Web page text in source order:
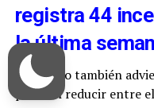
registra 44
la última
El estudio también
podrían reducir entre el